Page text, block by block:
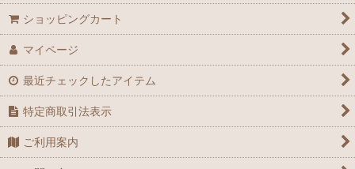
ショッピングカート
マイページ
最近チェックしたアイテム
特定商取引法表示
ご利用案内